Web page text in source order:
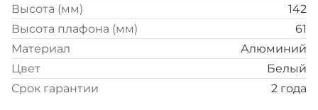
Высота (мм)
142
Высота плафона (мм)
61
Материал
Алюминий
Цвет
Белый
Срок гарантии
2 года